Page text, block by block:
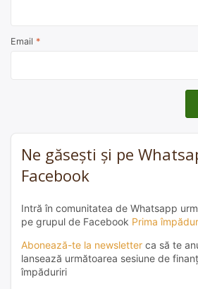
Email *
Ne găsești și pe
Facebook
Intră în comunitatea de Whatsapp
pe grupul de Facebook Prima
Abonează-te la newsletter ca să te
lansează următoarea sesiune de
împăduriri